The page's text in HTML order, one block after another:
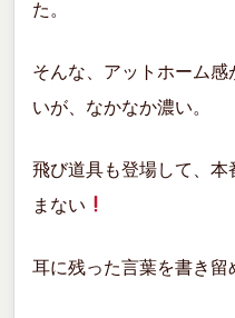
た。
そんな、アットホーム感
いが、なかなか濃い。
飛び道具も登場して、
まない
耳に残った言葉を書き留